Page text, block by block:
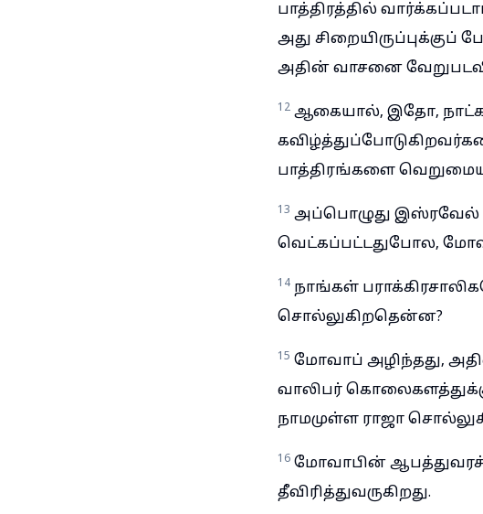
பாத்திரத்தில்
அது
அதின் வாசனை
12 ஆகையால், இதோ,
பாத்திரங்களை
13 அப்பொழுது இஸ்ரவேல்
வெட்கப்பட்டதுபோல,
14 நாங்கள்
சொல்லுகிறதென்ன?
15 மோவாப் அழிந்தது,
வாலிபர்
நாமமுள்ள ராஜா
16 மோவாபின் ஆபத்துவரச்
தீவிரித்துவருகிறது.